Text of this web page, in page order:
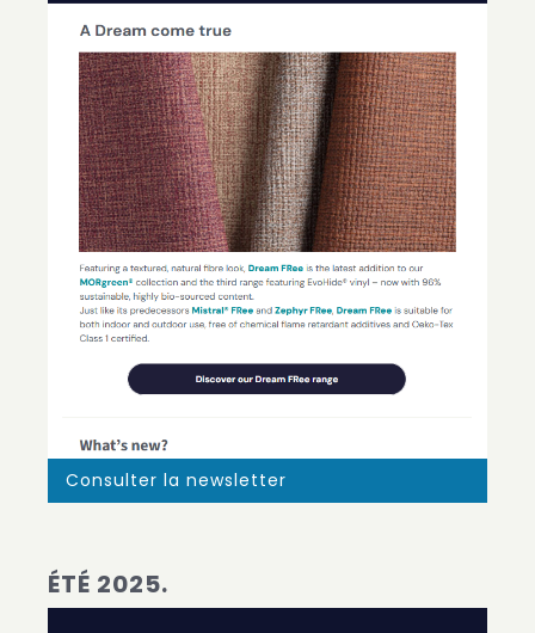
Consulter la newsletter
ÉTÉ 2025.